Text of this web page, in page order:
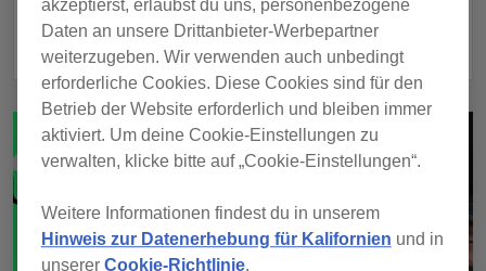
PLAY
akzeptierst, erlaubst du uns, personenbezogene
Daten an unsere Drittanbieter-Werbepartner
weiterzugeben. Wir verwenden auch unbedingt
erforderliche Cookies. Diese Cookies sind für den
Betrieb der Website erforderlich und bleiben immer
aktiviert. Um deine Cookie-Einstellungen zu
verwalten, klicke bitte auf „Cookie-Einstellungen“.
Weitere Informationen findest du in unserem
Hinweis zur Datenerhebung für Kalifornien und in
unserer Cookie-Richtlinie.